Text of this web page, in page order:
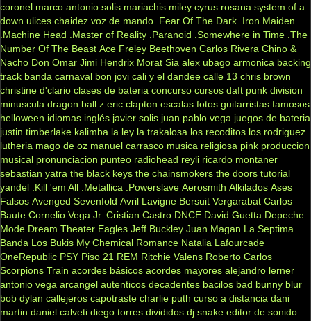
coronel marco antonio solis mariachis miley cyrus rosana system of a
down ulices chaidez voz de mando .Fear Of The Dark .Iron Maiden
.Machine Head
.Master of Reality .Paranoid .Somewhere in Time .The
Number Of The Beast Ace Freley Beethoven Carlos Rivera Chino &
Nacho Don Omar Jimi Hendrix Morat Sia alex ubago armonica backing
track banda carnaval bon jovi cali y el dandee calle 13 chris brown
christine d'clario clases de bateria concurso cursos daft punk division
minuscula dragon ball z eric clapton escalas fotos guitarristas famosos
helloween idiomas inglés javier solis juan pablo vega juegos de bateria
justin timberlake kalimba la ley la trakalosa los recoditos los rodriguez
lutheria mago de oz manuel carrasco musica religiosa pink produccion
musical pronunciacion punteo radiohead reyli ricardo montaner
sebastian yatra the black keys the chainsmokers the doors tutorial
yandel .Kill 'em All .Metallica .Powerslave Aerosmith Alkilados Ases
Falsos Avenged Sevenfold Avril Lavigne Bersuit Vergarabat Carlos
Baute Cornelio Vega Jr. Cristian Castro DNCE David Guetta Depeche
Mode Dream Theater Eagles Jeff Buckley Juan Magan La Septima
Banda Los Bukis My Chemical Romance Natalia Lafourcade
OneRepublic PSY Piso 21 REM Ritchie Valens Roberto Carlos
Scorpions Train acordes básicos acordes mayores alejandro lerner
antonio vega arcangel autenticos decadentes bacilos bad bunny blur
bob dylan callejeros capotraste charlie puth curso a distancia dani
martin daniel calveti diego torres divididos dj snake editor de sonido